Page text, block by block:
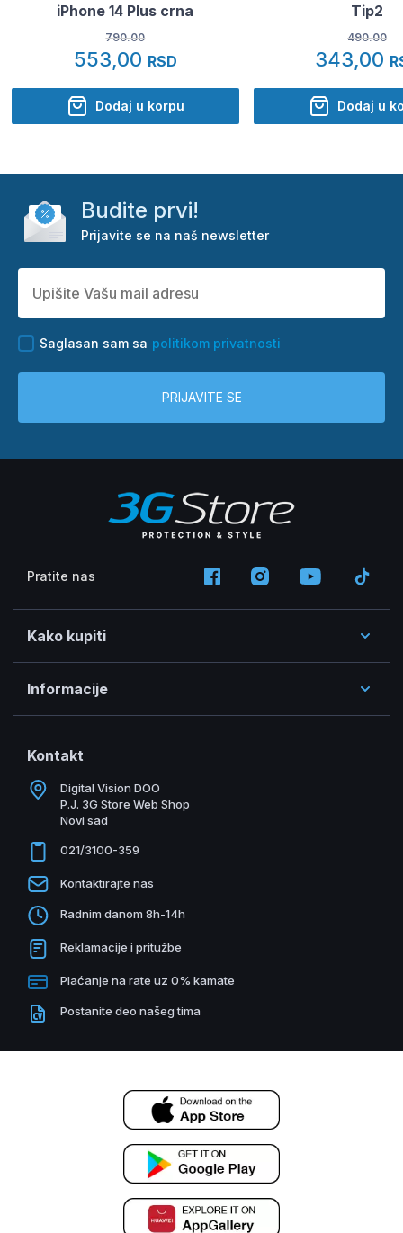
iPhone 14 Plus crna
790.00
553,00 RSD
Dodaj u korpu
Tip2
490.00
343,00
Dodaj u
Budite prvi!
Prijavite se na naš newsletter
Saglasan sam sa politikom privatnosti
PRIJAVITE SE
Pratite nas
Kako kupiti
Informacije
Kontakt
Digital Vision DOO
P.J. 3G Store Web Shop
Novi sad
021/3100-359
Kontaktirajte nas
Radnim danom 8h-14h
Reklamacije i pritužbe
Plaćanje na rate uz 0% kamate
Postanite deo našeg tima